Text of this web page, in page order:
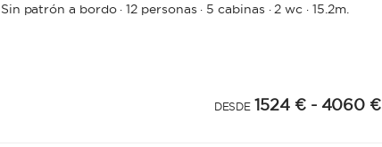
Sin patrón a bordo·12 personas · 5 cabinas · 2 wc · 15.2m.
DESDE 1524 € - 4060 €